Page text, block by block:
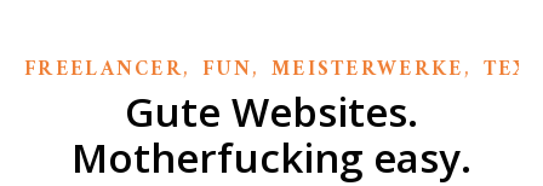
FREELANCER, FUN, MEISTERWERKE,
Gute Websites.
Motherfucking easy.